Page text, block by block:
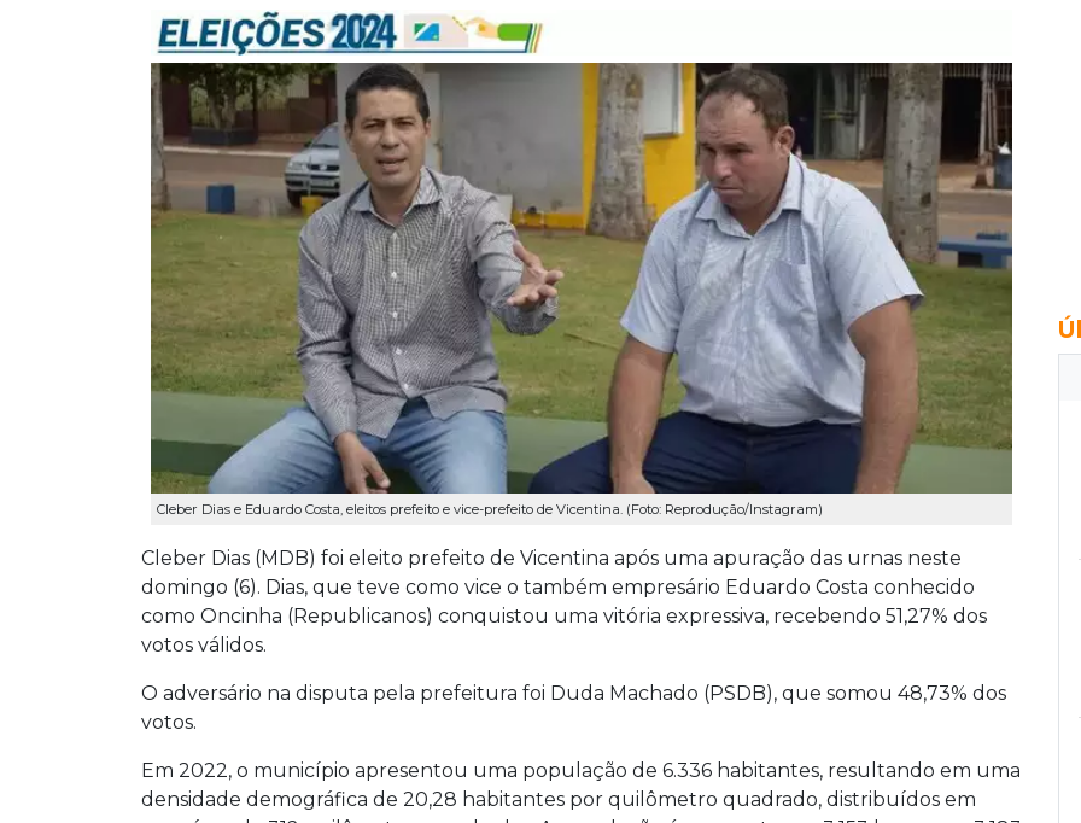
Cleber Dias e Eduardo Costa, eleitos prefeito e vice-prefeito de Vicentina. (Foto: Reprodução/Instagram)
Cleber Dias (MDB) foi eleito prefeito de Vicentina após uma apuração das urnas neste
domingo (6). Dias, que teve como vice o também empresário Eduardo Costa conhecido
como Oncinha (Republicanos) conquistou uma vitória expressiva, recebendo 51,27% dos
votos válidos.
O adversário na disputa pela prefeitura foi Duda Machado (PSDB), que somou 48,73% dos
votos.
Em 2022, o município apresentou uma população de 6.336 habitantes, resultando em uma
densidade demográfica de 20,28 habitantes por quilômetro quadrado, distribuídos em